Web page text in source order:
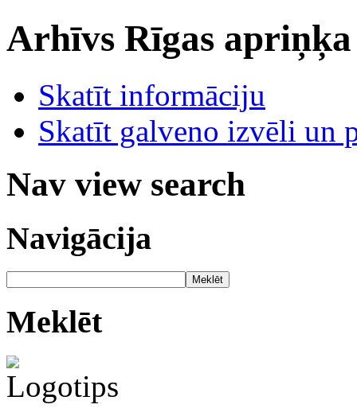
Arhīvs Rīgas
Skatīt informāciju
Skatīt galveno izvēli un
Nav view search
Navigācija
Meklēt
Meklēt